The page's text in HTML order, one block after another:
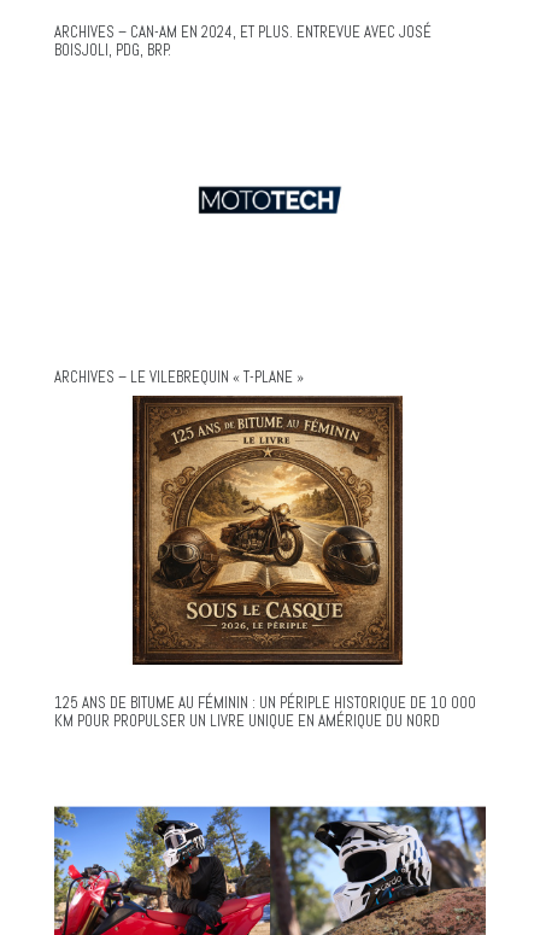
ARCHIVES – CAN-AM EN 2024, ET PLUS. ENTREVUE AVEC JOSÉ
BOISJOLI, PDG, BRP.
ARCHIVES – LE VILEBREQUIN « T-PLANE »
125 ANS DE BITUME AU FÉMININ : UN PÉRIPLE HISTORIQUE DE 10 000
KM POUR PROPULSER UN LIVRE UNIQUE EN AMÉRIQUE DU NORD